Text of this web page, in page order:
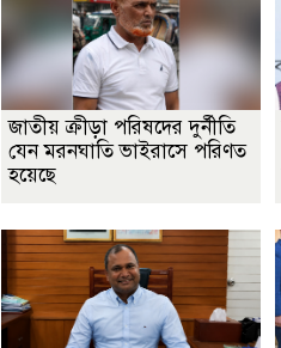
জাতীয় ক্রীড়া পরিষদের দুর্নীতি
যেন মরনঘাতি ভাইরাসে পরিণত
হয়েছে